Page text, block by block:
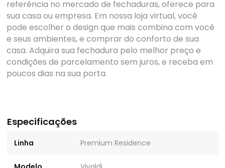
referência no mercado de fechaduras, oferece para
sua casa ou empresa. Em nossa loja virtual, você
pode escolher o design que mais combina com você
e seus ambientes, e comprar do conforto de sua
casa. Adquira sua fechadura pelo melhor preço e
condições de parcelamento sem juros, e receba em
poucos dias na sua porta.
Especificações
Linha Premium Residence